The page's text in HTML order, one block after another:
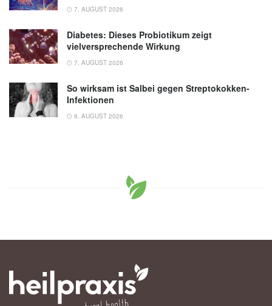
7. AUGUST 2026
Diabetes: Dieses Probiotikum zeigt
vielversprechende Wirkung
7. AUGUST 2026
So wirksam ist Salbei gegen Streptokokken-
Infektionen
6. AUGUST 2026